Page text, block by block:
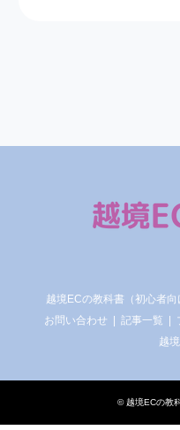
越境ECの教科書（初心者向
お問い合わせ
記事一覧
越
©越境ECの教